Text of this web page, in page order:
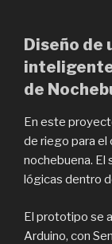
Diseño de
de
En este
de riego para el
nochebuena. El
lógicas dentro
El prototipo se
Arduino, con